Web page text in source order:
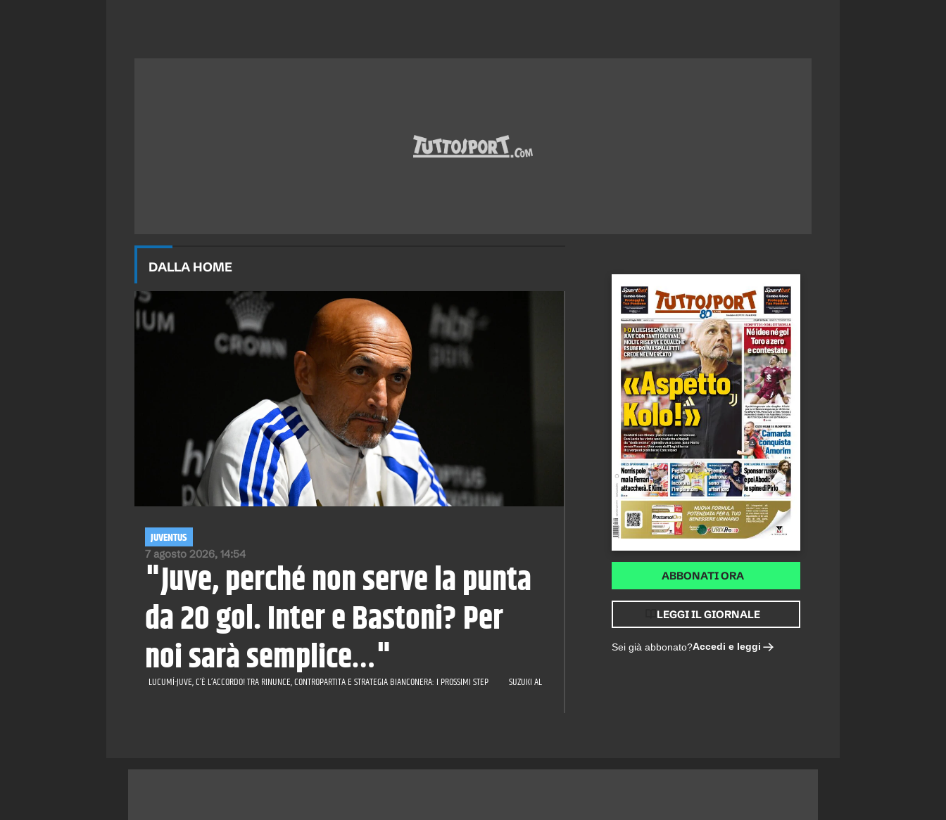
DALLA HOME
7 agosto 2026, 14:54
JUVENTUS
"Juve, perché non serve la punta
da 20 gol. Inter e Bastoni? Per
noi sarà semplice…"
LUCUMÍ-JUVE, C’È L’ACCORDO! TRA RINUNCE, CONTROPARTITA E STRATEGIA BIANCONERA: I PROSSIMI STEP SUZUKI AL PSG E L'ASSE PARIGI-TORINO: LA FORMULA
ABBONATI ORA
LEGGI IL GIORNALE
Sei già abbonato?Accedi e leggi